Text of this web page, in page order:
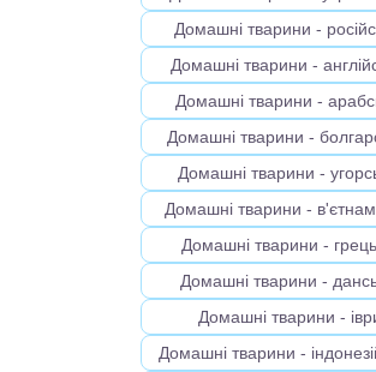
Домашні тварини -
Домашні тварини -
Домашні тварини -
Домашні тварини -
Домашні тварини -
Домашні тварини -
Домашні тварини -
Домашні тварини -
Домашні тварини -
Домашні тварини -